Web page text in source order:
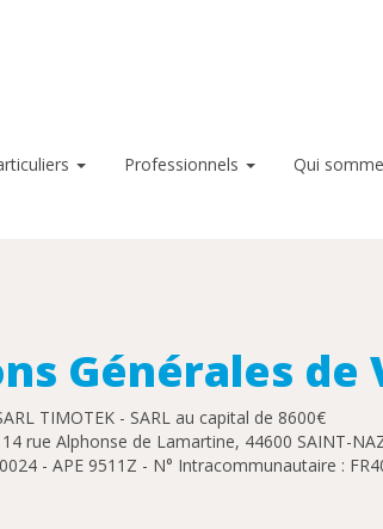
Professionnels Qui
Générales de
TIMOTEK - SARL au capital de 8600€
14 rue Alphonse de Lamartine, 44600 SAINT-
- APE 9511Z - N° Intracommunautaire :